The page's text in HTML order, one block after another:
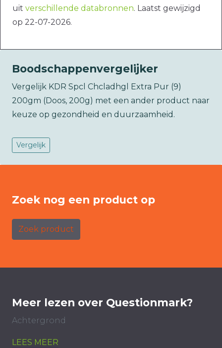
uit verschillende databronnen. Laatst gewijzigd
op 22-07-2026.
Boodschappenvergelijker
Vergelijk KDR Spcl Chcladhgl Extra Pur (9)
200gm (Doos, 200g) met een ander product naar
keuze op gezondheid en duurzaamheid.
Vergelijk
Zoek nog een product op
Zoek product
Meer lezen over Questionmark?
Achtergrond
LEES MEER